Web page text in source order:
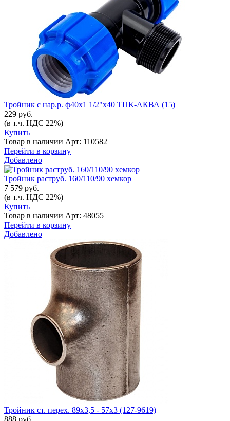
Тройник с нар.р. ф40х1 1/2"х40 ТПК-АКВА (15)
229 руб.
(в т.ч. НДС 22%)
Купить
Товар в наличии Арт: 110582
Перейти в корзину
Добавлено
Тройник раструб. 160/110/90 хемкор
7 579 руб.
(в т.ч. НДС 22%)
Купить
Товар в наличии Арт: 48055
Перейти в корзину
Добавлено
Тройник ст. перех. 89х3,5 - 57х3 (127-9619)